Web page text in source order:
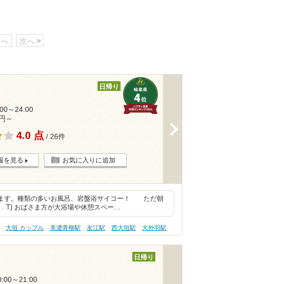
次へ
日帰り
～24:00
～
4.0 点 / 26件
を見る お気に入りに追加
す。種類の多いお風呂、岩盤浴サイコー！ ただ朝
. T) おばさま方が大浴場や休憩スペー…
大垣 カップル 美濃青柳駅 友江駅 西大垣駅 大外羽駅
日帰り
～21:00